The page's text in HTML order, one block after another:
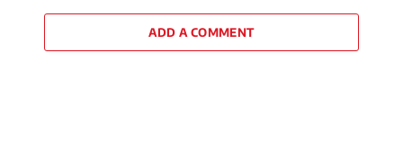
ADD A COMMENT